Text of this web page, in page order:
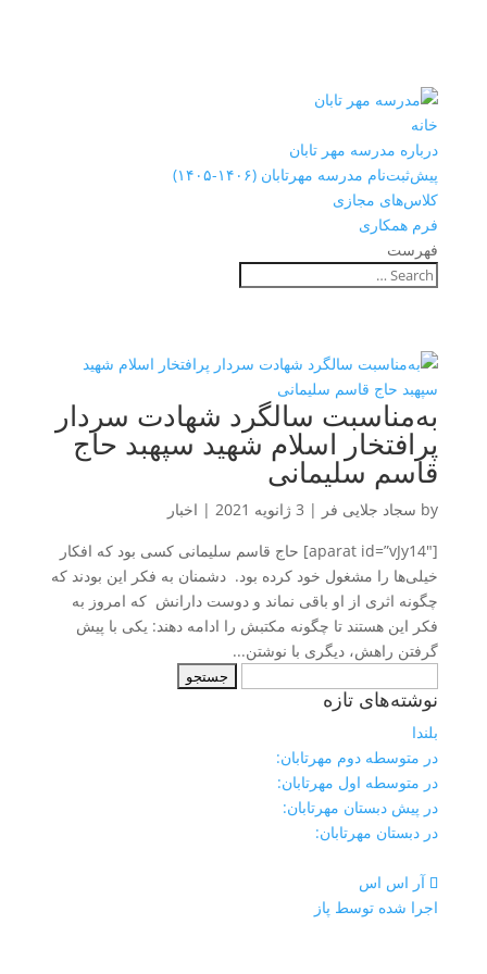
خانه
درباره مدرسه مهر تابان
پیش‌ثبت‌نام مدرسه مهرتابان (۱۴۰۶-۱۴۰۵)
کلاس‌های مجازی
فرم همکاری
فهرست
به‌مناسبت سالگرد شهادت سردار
پرافتخار اسلام شهید سپهبد حاج
قاسم سلیمانی
by سجاد جلایی فر | 3 ژانویه 2021 | اخبار
[aparat id=”vJy14″] حاج قاسم سلیمانی کسی بود که افکار
خیلی‌ها را مشغول خود کرده بود. دشمنان به فکر این بودند که
چگونه اثری از او باقی نماند و دوست دارانش که امروز به
فکر این هستند تا چگونه مکتبش را ادامه دهند: یکی با پیش
گرفتن راهش، دیگری با نوشتن...
برای:
نوشته‌های تازه
بلندا
در متوسطه دوم مهرتابان:
در متوسطه اول مهرتابان:
در پیش دبستان مهرتابان:
در دبستان مهرتابان:
آر اس اس
اجرا شده توسط پاز